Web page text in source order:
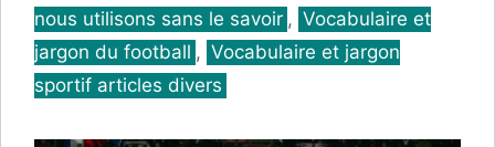
nous utilisons sans le savoir , Vocabulaire et
jargon du football , Vocabulaire et jargon
sportif articles divers